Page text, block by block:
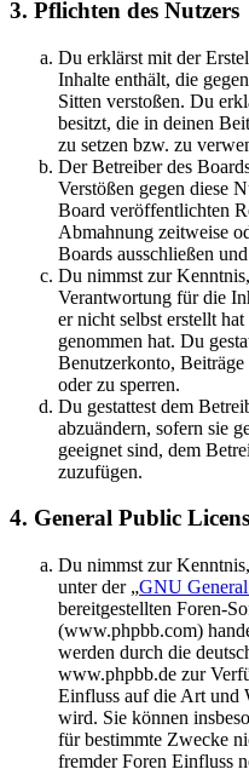
3. Pflichten des Nutzers
Du erklärst mit der
Inhalte enthält, die
Sitten verstoßen. Du
besitzt, die in deinen
zu setzen bzw. zu
Der Betreiber des
Verstößen gegen diese
Board veröffentlichten
Abmahnung zeitweise
Boards ausschließen
Du nimmst zur
Verantwortung für die
er nicht selbst erstellt
genommen hat. Du
Benutzerkonto,
oder zu sperren.
Du gestattest dem
abzuändern, sofern sie
geeignet sind, dem
zuzufügen.
4. General Public
Du nimmst zur
unter der „GNU
bereitgestellten Foren-
(www.phpbb.com)
werden durch die
www.phpbb.de zur
Einfluss auf die Art und
wird. Sie können
für bestimmte Zwecke
fremder Foren Einfluss